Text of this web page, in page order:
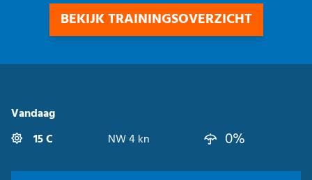
BEKIJK TRAININGSOVERZICHT
Vandaag
15 C
NW 4 kn 0%